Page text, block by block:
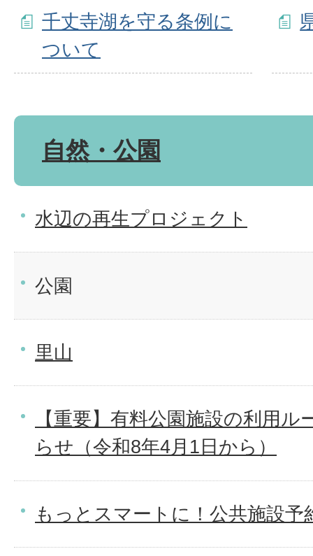
千丈寺湖を守る条例に
ついて
自然・公園
水辺の再生プロジェクト
公園
里山
【重要】有料公園施設の利用
らせ（令和8年4月1日から）
もっとスマートに！公共施設予